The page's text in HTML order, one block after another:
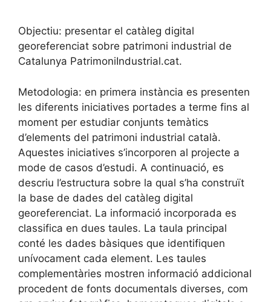
Objectiu: presentar el catàleg digital
georeferenciat sobre patrimoni industrial de
Catalunya PatrimoniIndustrial.cat.
Metodologia: en primera instància es presenten
les diferents iniciatives portades a terme fins al
moment per estudiar conjunts temàtics
d’elements del patrimoni industrial català.
Aquestes iniciatives s’incorporen al projecte a
mode de casos d’estudi. A continuació, es
descriu l’estructura sobre la qual s’ha construït
la base de dades del catàleg digital
georeferenciat. La informació incorporada es
classifica en dues taules. La taula principal
conté les dades bàsiques que identifiquen
unívocament cada element. Les taules
complementàries mostren informació addicional
procedent de fonts documentals diverses, com